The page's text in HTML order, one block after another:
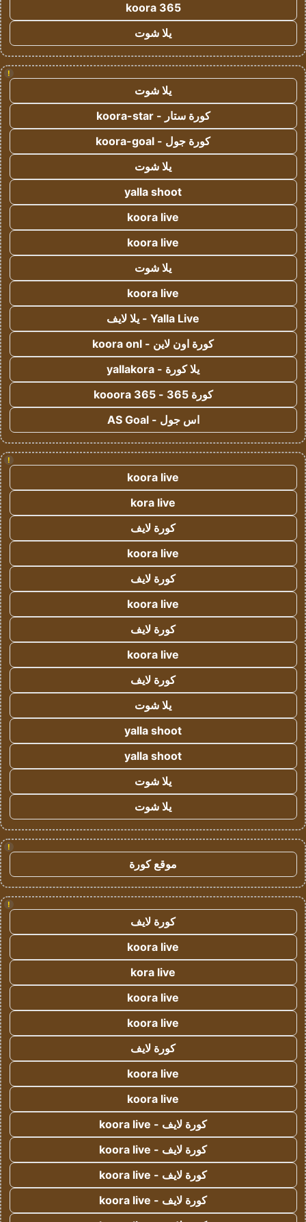
koora 365
يلا شوت
!
يلا شوت
كورة ستار - koora-star
كورة جول - koora-goal
يلا شوت
yalla shoot
koora live
koora live
يلا شوت
koora live
Yalla Live - يلا لايف
كورة اون لاين - koora onl
يلا كورة - yallakora
كورة 365 - kooora 365
اس جول - AS Goal
!
koora live
kora live
كورة لايف
koora live
كورة لايف
koora live
كورة لايف
koora live
كورة لايف
يلا شوت
yalla shoot
yalla shoot
يلا شوت
يلا شوت
!
موقع كورة
!
كورة لايف
koora live
kora live
koora live
koora live
كورة لايف
koora live
koora live
كورة لايف - koora live
كورة لايف - koora live
كورة لايف - koora live
كورة لايف - koora live